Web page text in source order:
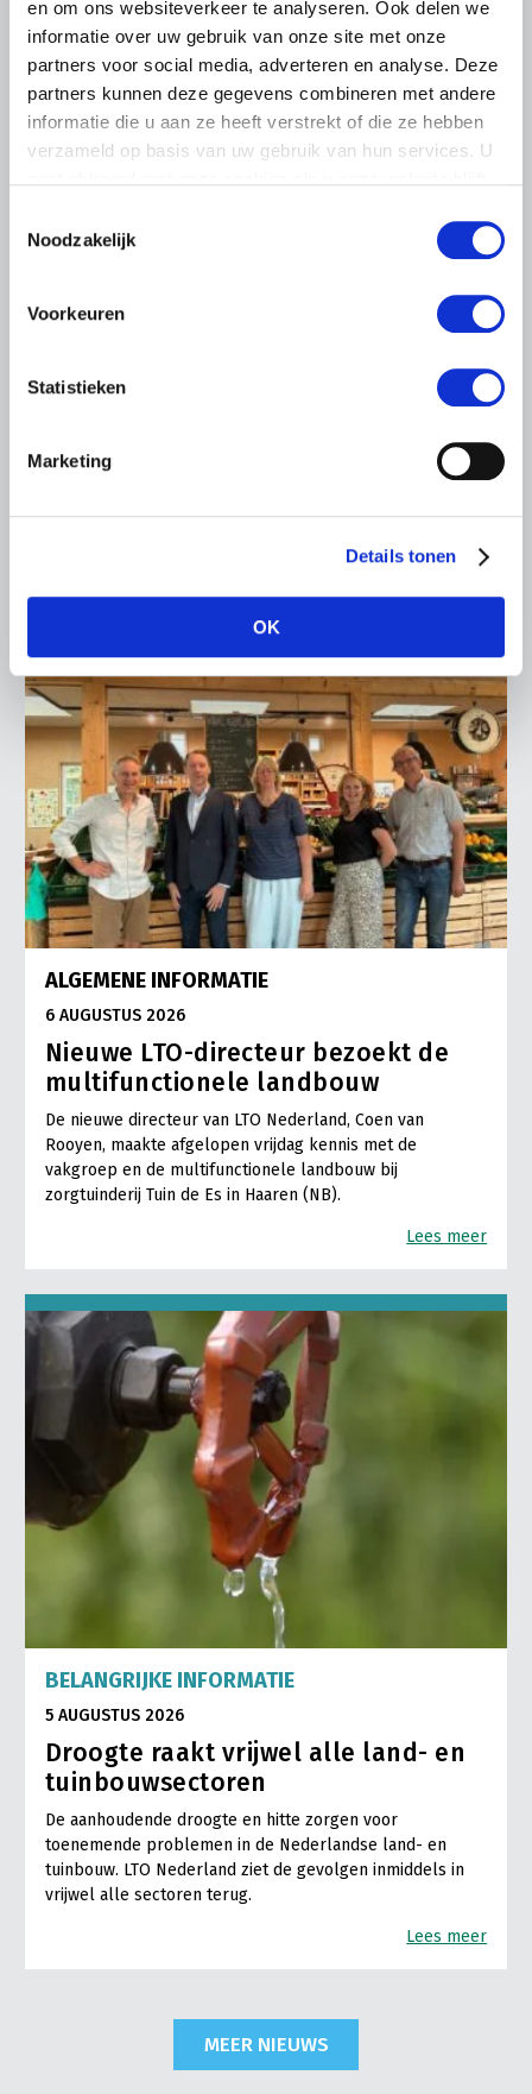
en om ons websiteverkeer te analyseren. Ook delen we
informatie over uw gebruik van onze site met onze
partners voor social media, adverteren en analyse. Deze
partners kunnen deze gegevens combineren met andere
informatie die u aan ze heeft verstrekt of die ze hebben
verzameld op basis van uw gebruik van hun services. U
Noodzakelijk
Voorkeuren
Statistieken
Marketing
Details tonen
OK
LTO LOBBY
Kamerlid Goudzwaard (JA21)
Súdwest-Fryslân
Ronald Oenema op het melkveebedrijf van Jolmer de
ALGEMENE INFORMATIE
6 AUGUSTUS 2026
Nieuwe LTO-directeur bezoekt de
multifunctionele landbouw
De nieuwe directeur van LTO Nederland, Coen van
Rooyen, maakte afgelopen vrijdag kennis met de
vakgroep en de multifunctionele landbouw bij
zorgtuinderij Tuin de Es in Haaren (NB).
Lees meer
BELANGRIJKE INFORMATIE
5 AUGUSTUS 2026
Droogte raakt vrijwel alle land- en
tuinbouwsectoren
De aanhoudende droogte en hitte zorgen voor
toenemende problemen in de Nederlandse land- en
tuinbouw. LTO Nederland ziet de gevolgen inmiddels in
vrijwel alle sectoren terug.
Lees meer
MEER NIEUWS